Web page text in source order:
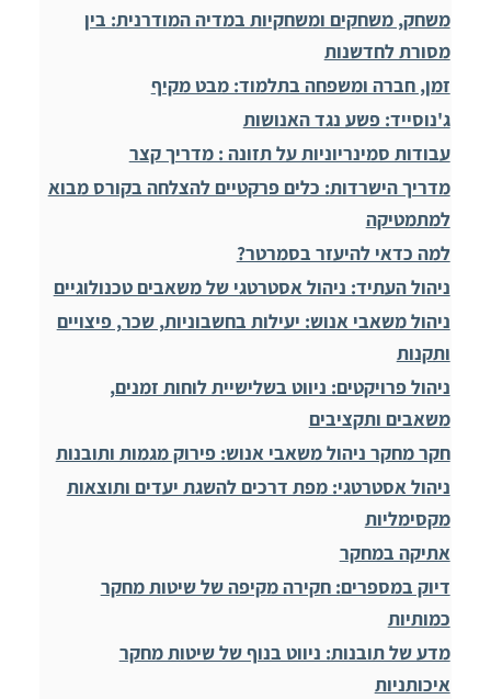
משחק, משחקים ומשחקיות במדיה המודרנית: בין
מסורת לחדשנות
זמן, חברה ומשפחה בתלמוד: מבט מקיף
ג'נוסייד: פשע נגד האנושות
עבודות סמינריוניות על תזונה : מדריך קצר
מדריך הישרדות: כלים פרקטיים להצלחה בקורס מבוא
למתמטיקה
למה כדאי להיעזר בסמרטר?
ניהול העתיד: ניהול אסטרטגי של משאבים טכנולוגיים
ניהול משאבי אנוש: יעילות בחשבוניות, שכר, פיצויים
ותקנות
ניהול פרויקטים: ניווט בשלישיית לוחות זמנים,
משאבים ותקציבים
חקר מחקר ניהול משאבי אנוש: פירוק מגמות ותובנות
ניהול אסטרטגי: מפת דרכים להשגת יעדים ותוצאות
מקסימליות
אתיקה במחקר
דיוק במספרים: חקירה מקיפה של שיטות מחקר
כמותיות
מדע של תובנות: ניווט בנוף של שיטות מחקר
איכותניות